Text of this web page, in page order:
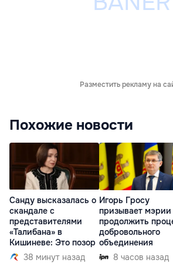
Разместить рекламу на
Похожие новости
Санду высказалась о
скандале с
представителями
«Талибана» в
Кишиневе: Это позор
38 минут назад
Игорь Гросу
призывает мэрии
продолжить
добровольного
объединения
8 часов назад